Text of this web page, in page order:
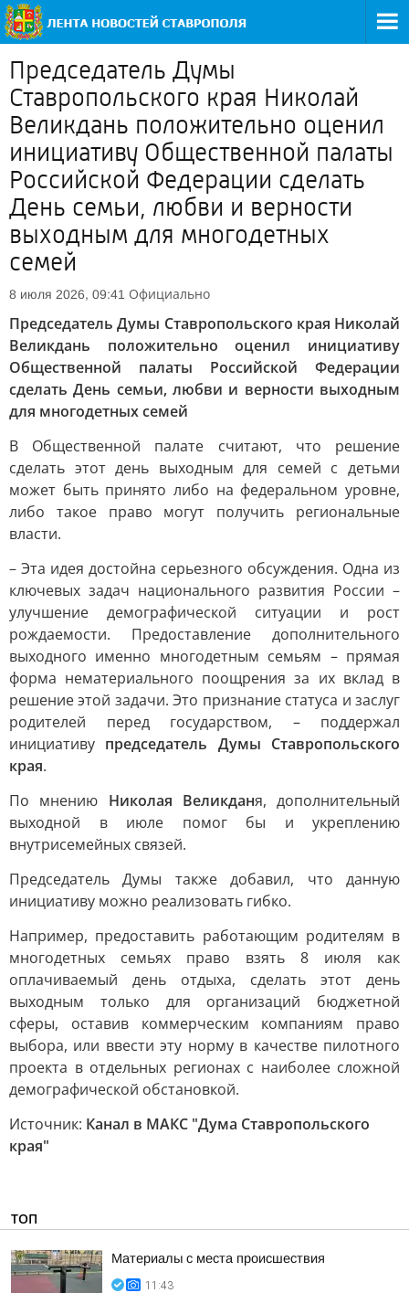
Председатель Думы
Ставропольского края Николай
Великдань положительно оценил
инициативу Общественной палаты
Российской Федерации сделать
День семьи, любви и верности
выходным для многодетных
семей
8 июля 2026, 09:41 Официально
Председатель Думы Ставропольского края Николай
Великдань положительно оценил инициативу
Общественной палаты Российской Федерации
сделать День семьи, любви и верности выходным
для многодетных семей
В Общественной палате считают, что решение
сделать этот день выходным для семей с детьми
может быть принято либо на федеральном уровне,
либо такое право могут получить региональные
власти.
– Эта идея достойна серьезного обсуждения. Одна из
ключевых задач национального развития России –
улучшение демографической ситуации и рост
рождаемости. Предоставление дополнительного
выходного именно многодетным семьям – прямая
форма нематериального поощрения за их вклад в
решение этой задачи. Это признание статуса и заслуг
родителей перед государством, – поддержал
инициативу председатель Думы Ставропольского
края.
По мнению Николая Великданя, дополнительный
выходной в июле помог бы и укреплению
внутрисемейных связей.
Председатель Думы также добавил, что данную
инициативу можно реализовать гибко.
Например, предоставить работающим родителям в
многодетных семьях право взять 8 июля как
оплачиваемый день отдыха, сделать этот день
выходным только для организаций бюджетной
сферы, оставив коммерческим компаниям право
выбора, или ввести эту норму в качестве пилотного
проекта в отдельных регионах с наиболее сложной
демографической обстановкой.
Источник: Канал в МАКС "Дума Ставропольского
края"
ТОП
Материалы с места происшествия
11:43